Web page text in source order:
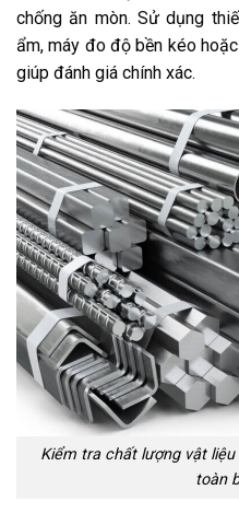
chống ăn mòn. Sử dụng
ẩm, máy đo độ bền kéo
giúp đánh giá chính xác.
Kiểm tra chất lượng vật
toàn